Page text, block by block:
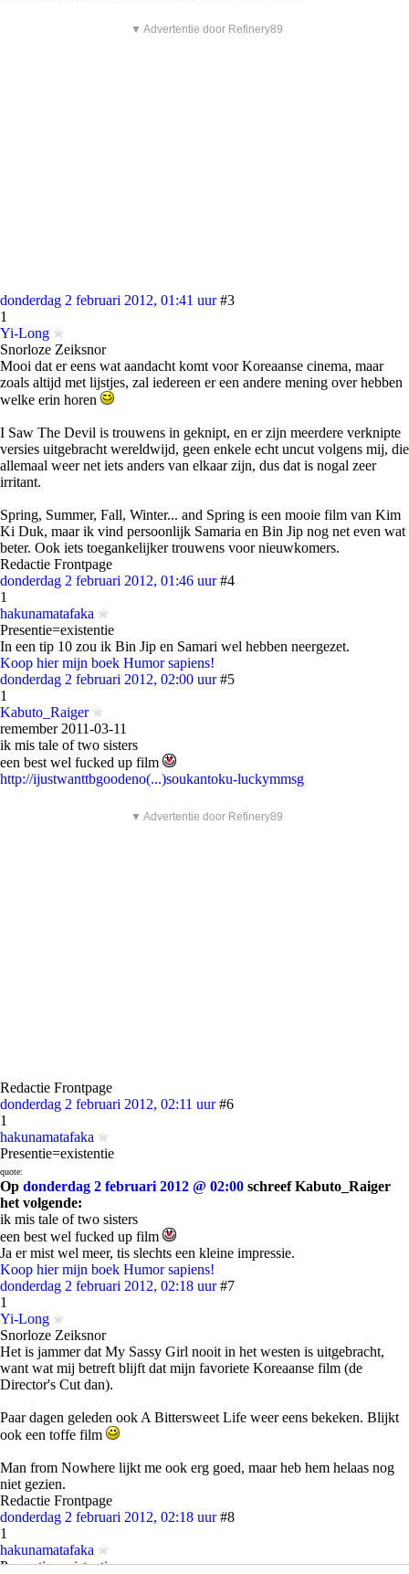
▼ Advertentie door Refinery89
donderdag 2 februari 2012, 01:41 uur #3
1
Yi-Long
Snorloze Zeiksnor
Mooi dat er eens wat aandacht komt voor Koreaanse cinema, maar
zoals altijd met lijstjes, zal iedereen er een andere mening over hebben
welke erin horen
I Saw The Devil is trouwens in geknipt, en er zijn meerdere verknipte
versies uitgebracht wereldwijd, geen enkele echt uncut volgens mij, die
allemaal weer net iets anders van elkaar zijn, dus dat is nogal zeer
irritant.
Spring, Summer, Fall, Winter... and Spring is een mooie film van Kim
Ki Duk, maar ik vind persoonlijk Samaria en Bin Jip nog net even wat
beter. Ook iets toegankelijker trouwens voor nieuwkomers.
Redactie Frontpage
donderdag 2 februari 2012, 01:46 uur #4
1
hakunamatafaka
Presentie=existentie
In een tip 10 zou ik Bin Jip en Samari wel hebben neergezet.
Koop hier mijn boek Humor sapiens!
donderdag 2 februari 2012, 02:00 uur #5
1
Kabuto_Raiger
remember 2011-03-11
ik mis tale of two sisters
een best wel fucked up film
http://ijustwanttbgoodeno(...)soukantoku-luckymmsg
▼ Advertentie door Refinery89
Redactie Frontpage
donderdag 2 februari 2012, 02:11 uur #6
1
hakunamatafaka
Presentie=existentie
quote:
Op donderdag 2 februari 2012 @ 02:00 schreef Kabuto_Raiger
het volgende:
ik mis tale of two sisters
een best wel fucked up film
Ja er mist wel meer, tis slechts een kleine impressie.
Koop hier mijn boek Humor sapiens!
donderdag 2 februari 2012, 02:18 uur #7
1
Yi-Long
Snorloze Zeiksnor
Het is jammer dat My Sassy Girl nooit in het westen is uitgebracht,
want wat mij betreft blijft dat mijn favoriete Koreaanse film (de
Director's Cut dan).
Paar dagen geleden ook A Bittersweet Life weer eens bekeken. Blijkt
ook een toffe film
Man from Nowhere lijkt me ook erg goed, maar heb hem helaas nog
niet gezien.
Redactie Frontpage
donderdag 2 februari 2012, 02:18 uur #8
1
hakunamatafaka
Presentie=existentie